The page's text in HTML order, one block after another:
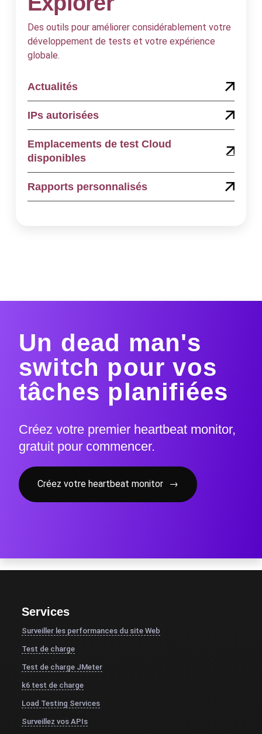
Des outils pour améliorer considérablement votre
développement de tests et votre expérience
globale.
Actualités
IPs autorisées
Emplacements de test Cloud
disponibles
Rapports personnalisés
Un dead man's
switch pour vos
tâches planifiées
Créez votre premier heartbeat monitor,
gratuit pour commencer.
Créez votre heartbeat monitor →
Services
Surveiller les performances du site Web
Test de charge
Test de charge JMeter
k6 test de charge
Load Testing Services
Surveillez vos APIs